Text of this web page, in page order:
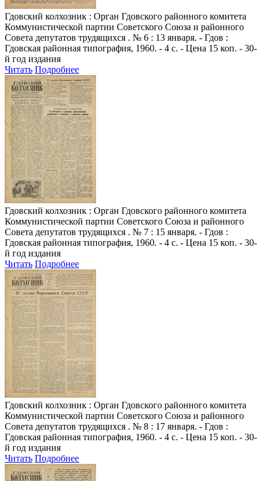
Гдовский колхозник : Орган Гдовского районного комитета
Коммунистической партии Советского Союза и районного
Совета депутатов трудящихся . № 6 : 13 января. - Гдов :
Гдовская районная типография, 1960. - 4 с. - Цена 15 коп. - 30-
й год издания
Читать Подробнее
Гдовский колхозник : Орган Гдовского районного комитета
Коммунистической партии Советского Союза и районного
Совета депутатов трудящихся . № 7 : 15 января. - Гдов :
Гдовская районная типография, 1960. - 4 с. - Цена 15 коп. - 30-
й год издания
Читать Подробнее
Гдовский колхозник : Орган Гдовского районного комитета
Коммунистической партии Советского Союза и районного
Совета депутатов трудящихся . № 8 : 17 января. - Гдов :
Гдовская районная типография, 1960. - 4 с. - Цена 15 коп. - 30-
й год издания
Читать Подробнее